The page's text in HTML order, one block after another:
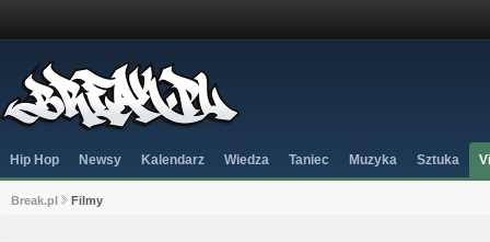
Hip Hop Newsy Kalendarz Wiedza Taniec Muzyka Sztuka
Break.pl Filmy